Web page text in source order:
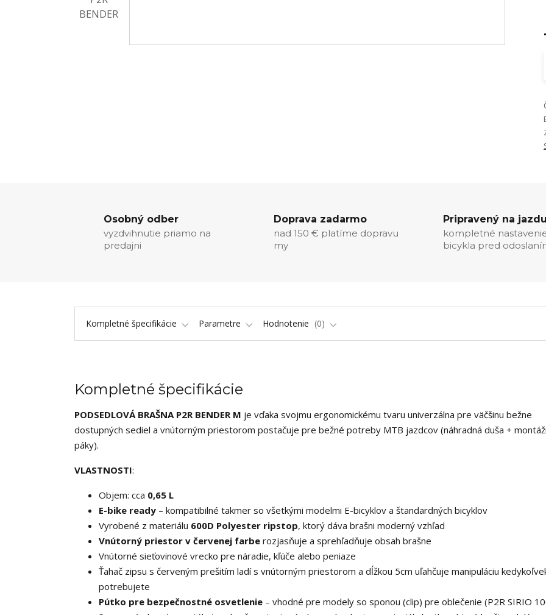
Osobný odber
vyzdvihnutie priamo na
predajni
Doprava zadarmo
nad 150 € platíme dopravu
my
Pripravený na jazdu
kompletné
bicykla pred
Kompletné špecifikácie Parametre Hodnotenie 0
Kompletné špecifikácie
PODSEDLOVÁ BRAŠNA P2R BENDER M je vďaka svojmu ergonomickému tvaru univerzálna pre väčšinu bežne
dostupných sediel a vnútorným priestorom postačuje pre bežné potreby MTB jazdcov (náhradná duša +
páky).
VLASTNOSTI:
Objem: cca 0,65 L
E-bike ready – kompatibilné takmer so všetkými modelmi E-bicyklov a štandardných bicyklov
Vyrobené z materiálu 600D Polyester ripstop, ktorý dáva brašni moderný vzhľad
Vnútorný priestor v červenej farbe rozjasňuje a sprehľadňuje obsah brašne
Vnútorné sieťovinové vrecko pre náradie, kľúče alebo peniaze
Ťahač zipsu s červeným prešitím ladí s vnútorným priestorom a dĺžkou 5cm uľahčuje manipuláciu
potrebujete
Pútko pre bezpečnostné osvetlenie – vhodné pre modely so sponou (clip) pre oblečenie (P2R SIRIO